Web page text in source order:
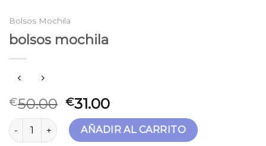
Bolsos Mochila
bolsos mochila
€50.00 €31.00
bolsos mochila cantidadAÑADIR AL CARRITO